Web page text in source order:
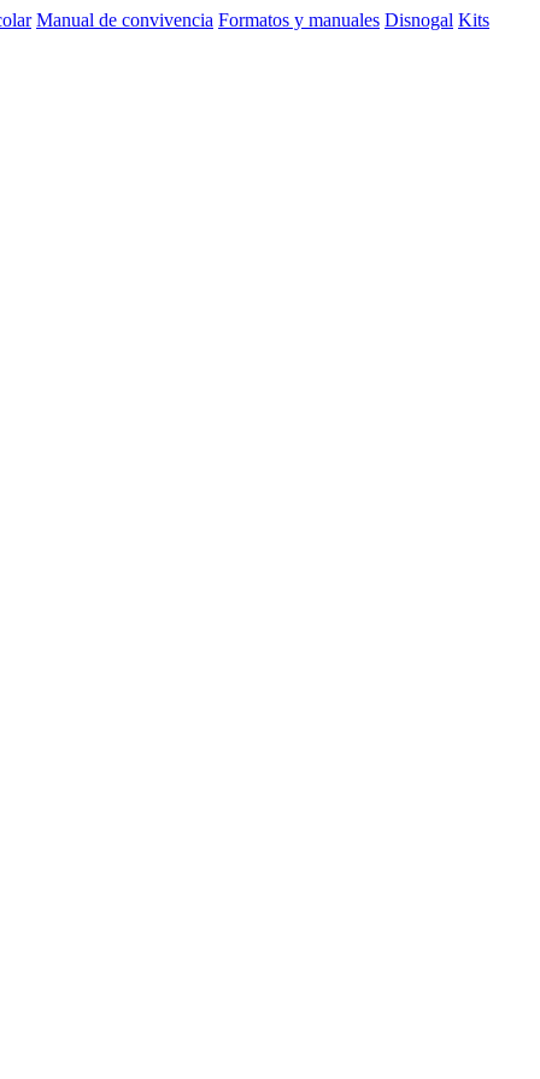
Manual de convivencia Formatos y manuales Disnogal Kits